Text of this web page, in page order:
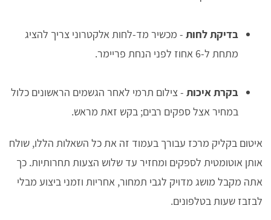
בדיקת לחות - מכשיר מד-לחות אלקטרוני צריך להציג
מתחת ל-6 אחוז לפני הנחת פריימר.
בקרת איכות - צילום תרמי לאחר הגשמים הראשונים כלול
במחיר אצל ספקים רבים; בקש זאת מראש.
איטום בקליק מרכז עבורך בעמוד זה את כל השאלות הללו, שולח
אותן אוטומטית לספקים ומחזיר עד שלוש הצעות תחרותיות. כך
אתה מקבל מושג מדויק לגבי תמחור, אחריות וזמני ביצוע מבלי
לבזבז שעות בטלפונים.